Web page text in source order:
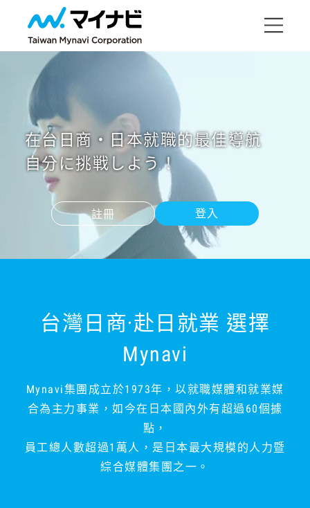
在台日商‧日本就職的最佳導航
自分に挑戦しよう！
註冊 登入
台灣日商·赴日就業 選擇
Mynavi
Mynavi集團成立於1973年，以就職媒體和就業媒
合為主力事業，如今在日本國內外有超過60個據
點，
員工總人數超過1萬人，是日本最大規模的人力暨
綜合媒體集團之一。